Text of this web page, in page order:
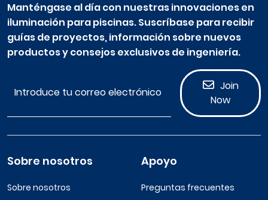
Manténgase al día con nuestras innovaciones en
iluminación para piscinas. Suscríbase para recibir
guías de proyectos, información sobre nuevos
productos y consejos exclusivos de ingeniería.
Join
Now
Sobre nosotros
Sobre nosotros
Apoyo
Preguntas frecuentes